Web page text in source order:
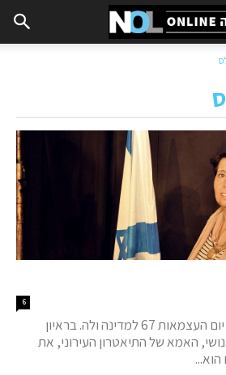
6
יהודית אנושי חגגה בערב יום העצמאות 67 למדינה ולה. בראיון
האמא של התיאטרון העירוני, את